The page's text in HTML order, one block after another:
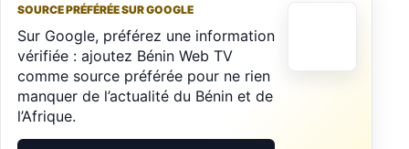
SOURCE PRÉFÉRÉE SUR GOOGLE
Sur Google, préférez une information
vérifiée : ajoutez Bénin Web TV
comme source préférée pour ne rien
manquer de l’actualité du Bénin et de
l’Afrique.